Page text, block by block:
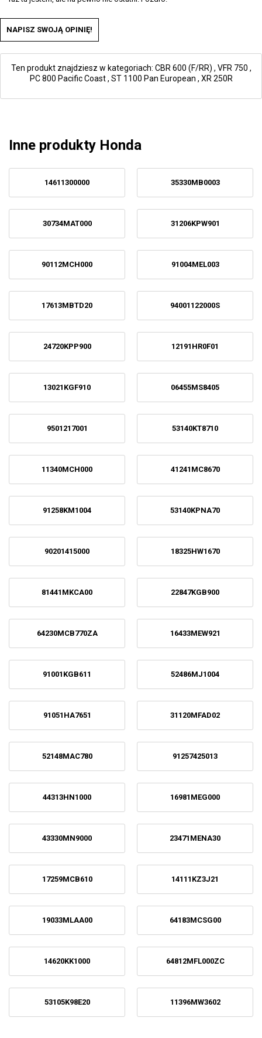
NAPISZ SWOJĄ OPINIĘ!
Ten produkt znajdziesz w kategoriach: CBR 600 (F/RR) , VFR 750 ,
PC 800 Pacific Coast, ST 1100 Pan European , XR 250R
Inne produkty Honda
14611300000 35330MB0003
30734MAT000 31206KPW901
90112MCH000 91004MEL003
17613MBTD20 94001122000S
24720KPP900 12191HR0F01
13021KGF910 06455MS8405
9501217001 53140KT8710
11340MCH000 41241MC8670
91258KM1004 53140KPNA70
90201415000 18325HW1670
81441MKCA00 22847KGB900
64230MCB770ZA 16433MEW921
91001KGB611 52486MJ1004
91051HA7651 31120MFAD02
52148MAC780 91257425013
44313HN1000 16981MEG000
43330MN9000 23471MENA30
17259MCB610 14111KZ3J21
19033MLAA00 64183MCSG00
14620KK1000 64812MFL000ZC
53105K98E20 11396MW3602